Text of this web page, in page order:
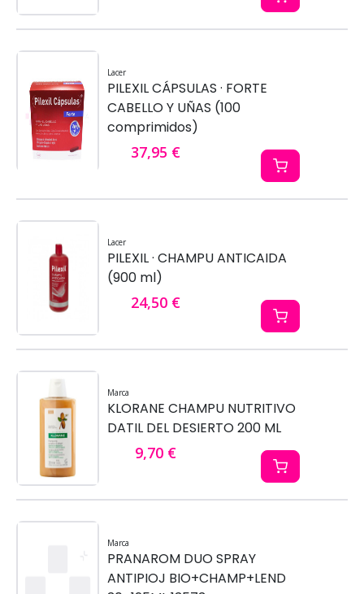
Lacer
PILEXIL CÁPSULAS · FORTE
CABELLO Y UÑAS (100
comprimidos)
37,95 €
Lacer
PILEXIL · CHAMPU ANTICAIDA
(900 ml)
24,50 €
Marca
KLORANE CHAMPU NUTRITIVO
DATIL DEL DESIERTO 200 ML
9,70 €
Marca
PRANAROM DUO SPRAY
ANTIPIOJ BIO+CHAMP+LEND